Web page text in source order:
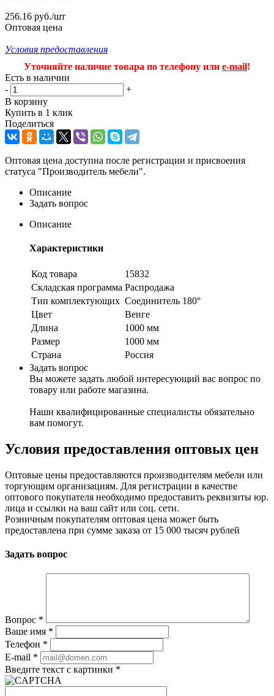
256.16 руб./шт
Оптовая цена
Условия предоставления
Уточняйте наличие товара по телефону или e-mail!
Есть в наличии
-
+
В корзину
Купить в 1 клик
Поделиться
Оптовая цена доступна после регистрации и присвоения
статуса "Производитель мебели".
Описание
Задать вопрос
Описание
Характеристики
Код товара
15832
Складская программа Распродажа
Тип комплектующих Соединитель 180°
Цвет
Венге
Длина
1000 мм
Размер
1000 мм
Страна
Россия
Задать вопрос
Вы можете задать любой интересующий вас вопрос по
товару или работе магазина.
Наши квалифицированные специалисты обязательно
вам помогут.
Условия предоставления оптовых цен
Оптовые цены предоставляются производителям мебели или
торгующим организациям. Для регистрации в качестве
оптового покупателя необходимо предоставить реквизиты юр.
лица и ссылки на ваш сайт или соц. сети.
Розничным покупателям оптовая цена может быть
предоставлена при сумме заказа от 15 000 тысяч рублей
Задать вопрос
Вопрос *
Ваше имя *
Телефон *
E-mail *
Введите текст с картинки *